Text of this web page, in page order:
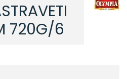
720G/6